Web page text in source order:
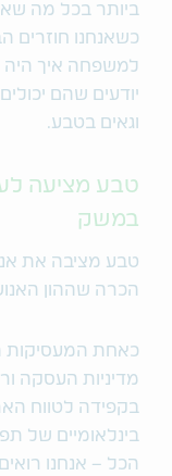
ביותר בכל מה
כשאנחנו חוזרים
למשפחה איך היה
יודעים שהם
וגאים בטבע.
טבע מציעה
במשק
טבע מציבה את
הכרה שההון
כאחת המעסיקות
מדיניות העסקה
בקפידה לטווח
בינלאומיים של
הכל – אנחנו